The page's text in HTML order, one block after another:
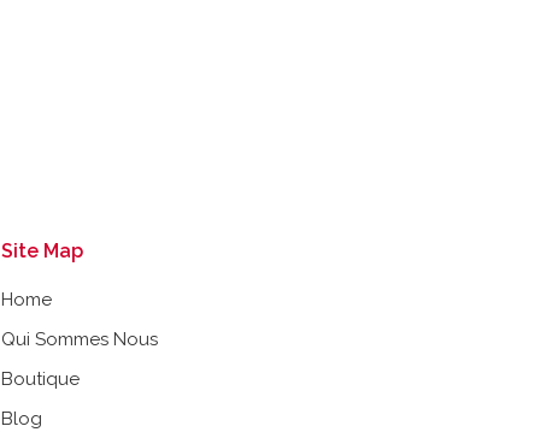
Site Map
Home
Qui Sommes Nous
Boutique
Blog